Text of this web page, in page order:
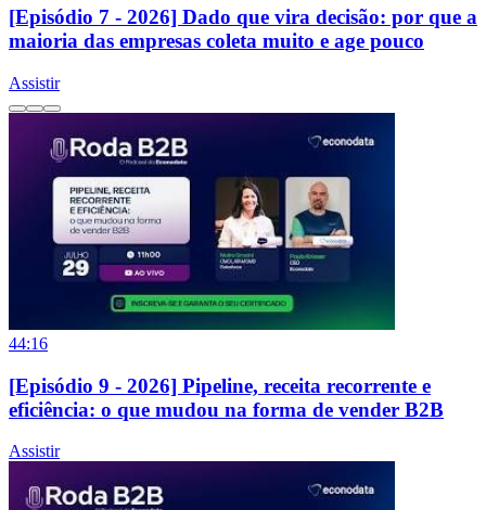
[Episódio 7 - 2026] Dado que vira decisão: por que a
maioria das empresas coleta muito e age pouco
Assistir
44:16
[Episódio 9 - 2026] Pipeline, receita recorrente e
eficiência: o que mudou na forma de vender B2B
Assistir